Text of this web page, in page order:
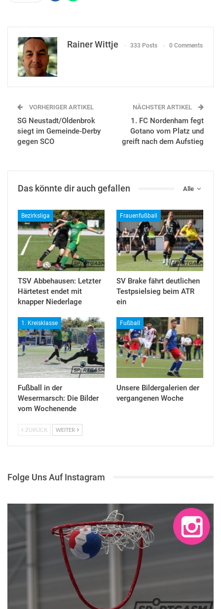
Rainer Wittje 333 Posts 0 Comments
VORHERIGER ARTIKEL
SG Neustadt/Oldenbrok
siegt im Gemeinde-Derby
gegen SCO
NÄCHSTER ARTIKEL
1. FC Nordenham fegt
Gotano vom Platz und
greift nach dem Aufstieg
Alle
Das könnte dir auch gefallen
Bezirksliga
TSV Abbehausen: Letzter
Härtetest endet mit
knapper Niederlage
Frauenfußball
SV Brake fährt deutlichen
Testpsielsieg beim ATR
ein
1. Kreisklasse
Fußball in der
Wesermarsch: Die Bilder
vom Wochenende
Fußball
Unsere Bildergalerien der
vergangenen Woche
ZURÜCK WEITER
Folge Uns Auf Instagram